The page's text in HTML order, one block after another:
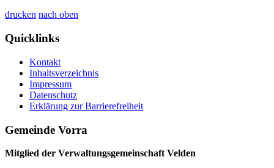
drucken nach oben
Quicklinks
Kontakt
Inhaltsverzeichnis
Impressum
Datenschutz
Erklärung zur Barrierefreiheit
Gemeinde Vorra
Mitglied der Verwaltungsgemeinschaft Velden